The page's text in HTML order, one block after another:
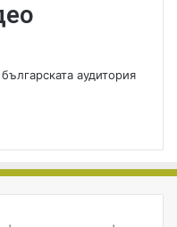
аудитория